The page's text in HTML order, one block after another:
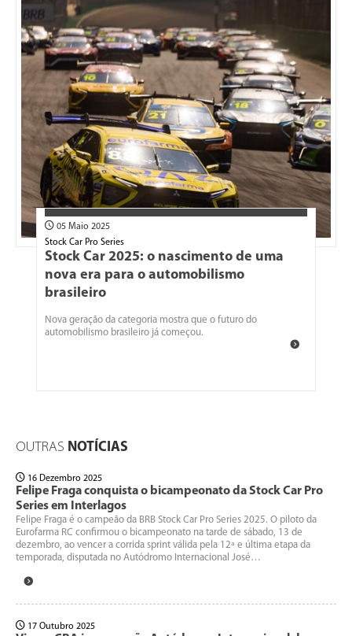
05 Maio 2025
Stock Car Pro Series
Stock Car 2025: o nascimento de uma
nova era para o automobilismo
brasileiro
Nova geração da categoria mostra que o futuro do
automobilismo brasileiro já começou.
OUTRAS NOTÍCIAS
16 Dezembro 2025
Felipe Fraga conquista o bicampeonato da Stock Car Pro
Series em Interlagos
Felipe Fraga é o campeão da BRB Stock Car Pro Series 2025. O piloto da
Eurofarma RC confirmou o bicampeonato na tarde de sábado, 13 de
dezembro, ao vencer a corrida sprint válida pela 12ª e última etapa da
temporada, disputada no Autódromo Internacional José…
17 Outubro 2025